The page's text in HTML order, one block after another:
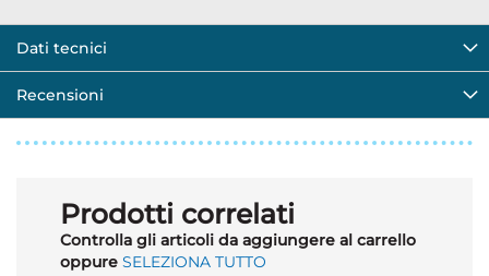
Dati tecnici
Recensioni
Prodotti correlati
Controlla gli articoli da aggiungere al carrello
oppure SELEZIONA TUTTO